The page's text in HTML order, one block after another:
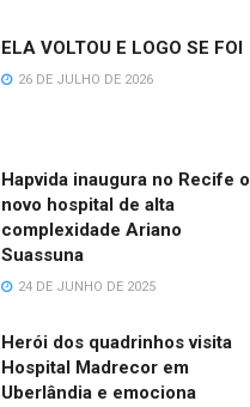
ELA VOLTOU E LOGO SE FOI
26 DE JULHO DE 2026
Hapvida inaugura no Recife o
novo hospital de alta
complexidade Ariano
Suassuna
24 DE JUNHO DE 2025
Herói dos quadrinhos visita
Hospital Madrecor em
Uberlândia e emociona